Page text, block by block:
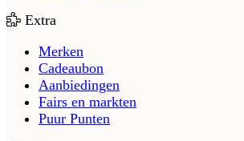
Extra
Merken
Cadeaubon
Aanbiedingen
Fairs en markten
Puur Punten